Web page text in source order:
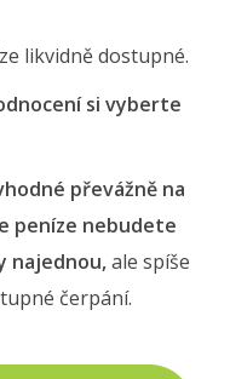
likvidně dostupné.
si vyberte
převážně na
peníze nebudete
najednou,ale spíše
čerpání.